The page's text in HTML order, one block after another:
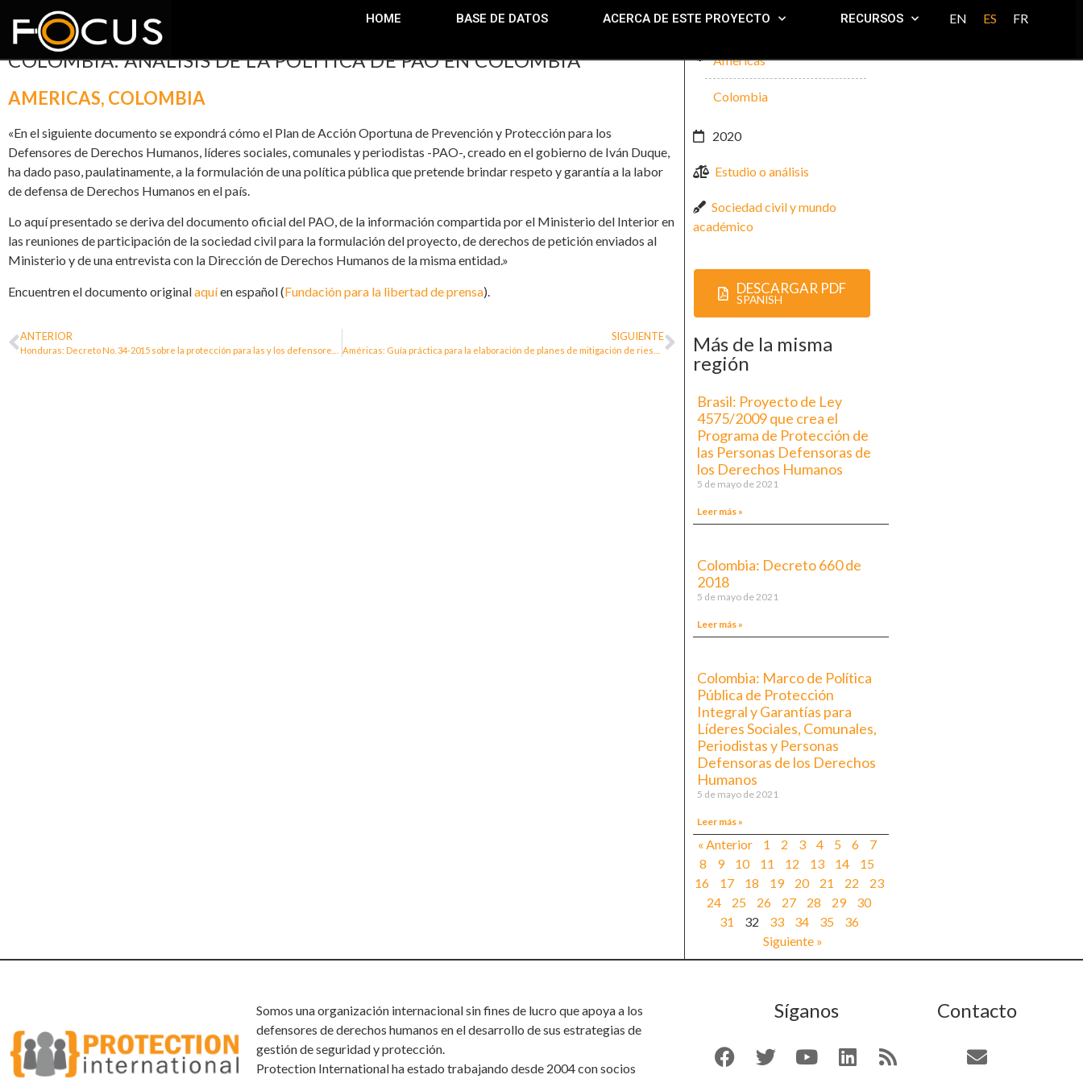
HOME BASE DE DATOS ACERCA DE ESTE PROYECTO RECURSOS EN ES FR
COLOMBIA: ANÁLISIS DE LA POLÍTICA DE PAO EN COLOMBIA
AMERICAS, COLOMBIA
«En el siguiente documento se expondrá cómo el Plan de Acción Oportuna de Prevención y Protección para los
Defensores de Derechos Humanos, líderes sociales, comunales y periodistas -PAO-, creado en el gobierno de Iván Duque,
ha dado paso, paulatinamente, a la formulación de una política pública que pretende brindar respeto y garantía a la labor
de defensa de Derechos Humanos en el país.
Lo aquí presentado se deriva del documento oficial del PAO, de la información compartida por el Ministerio del Interior en
las reuniones de participación de la sociedad civil para la formulación del proyecto, de derechos de petición enviados al
Ministerio y de una entrevista con la Dirección de Derechos Humanos de la misma entidad.»
Encuentren el documento originalaquíen español (Fundación para la libertad de prensa).
ANTERIOR SIGUIENTE
Americas
Colombia
2020
Estudio o análisis
Sociedad civil y mundo
académico
DESCARGAR PDF
SPANISH
Más de la misma
región
Brasil: Proyecto de Ley
4575/2009 que crea el
Programa de Protección de
las Personas Defensoras de
los Derechos Humanos
5 de mayo de 2021
Leer más »
Colombia: Decreto 660 de
2018
5 de mayo de 2021
Leer más »
Colombia: Marco de Política
Pública de Protección
Integral y Garantías para
Líderes Sociales, Comunales,
Periodistas y Personas
Defensoras de los Derechos
Humanos
5 de mayo de 2021
Leer más »
« Anterior 1 2 3 4 5 6
7
8
9 10 11 12 13 14
15
16
17 18 19 20 21 22
23
24
25 26 27 28 29
30
31
32 33 34 35
36
Siguiente »
Somos una organización internacional sin fines de lucro que apoya a los
defensores de derechos humanos en el desarrollo de sus estrategias de
gestión de seguridad y protección.
Protection International ha estado trabajando desde 2004 con socios
Síganos Contacto